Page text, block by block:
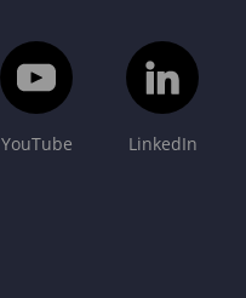
YouTube LinkedIn